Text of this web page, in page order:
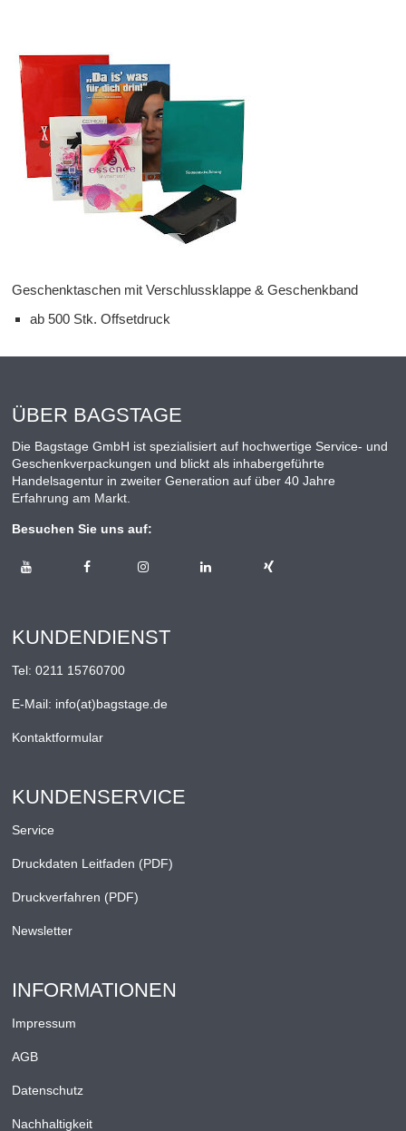
Geschenktaschen mit Verschlussklappe & Geschenkband
ab 500 Stk. Offsetdruck
ÜBER BAGSTAGE
Die Bagstage GmbH ist spezialisiert auf hochwertige Service- und
Geschenkverpackungen und blickt als inhabergeführte
Handelsagentur in zweiter Generation auf über 40 Jahre
Erfahrung am Markt.
Besuchen Sie uns auf:
KUNDENDIENST
Tel:0211 15760700
E-Mail: info(at)bagstage.de
Kontaktformular
KUNDENSERVICE
Service
Druckdaten Leitfaden (PDF)
Druckverfahren (PDF)
Newsletter
INFORMATIONEN
Impressum
AGB
Datenschutz
Nachhaltigkeit